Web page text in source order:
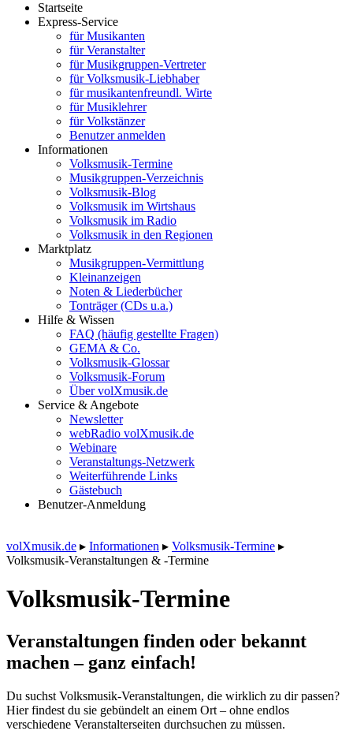
Startseite
Express-Service
für Musikanten
für Veranstalter
für Musikgruppen-Vertreter
für Volksmusik-Liebhaber
für musikantenfreundl. Wirte
für Musiklehrer
für Volkstänzer
Benutzer anmelden
Informationen
Volksmusik-Termine
Musikgruppen-Verzeichnis
Volksmusik-Blog
Volksmusik im Wirtshaus
Volksmusik im Radio
Volksmusik in den Regionen
Marktplatz
Musikgruppen-Vermittlung
Kleinanzeigen
Noten & Liederbücher
Tonträger (CDs u.a.)
Hilfe & Wissen
FAQ (häufig gestellte Fragen)
GEMA & Co.
Volksmusik-Glossar
Volksmusik-Forum
Über volXmusik.de
Service & Angebote
Newsletter
webRadio volXmusik.de
Webinare
Veranstaltungs-Netzwerk
Weiterführende Links
Gästebuch
Benutzer-Anmeldung
volXmusik.de ▸ Informationen ▸ Volksmusik-Termine ▸
Volksmusik-Veranstaltungen & -Termine
Volksmusik-Termine
Veranstaltungen finden oder bekannt
machen – ganz einfach!
Du suchst Volksmusik-Veranstaltungen, die wirklich zu dir passen?
Hier findest du sie gebündelt an einem Ort – ohne endlos
verschiedene Veranstalterseiten durchsuchen zu müssen.